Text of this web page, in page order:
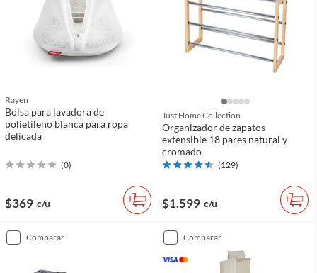
Rayen
Bolsa para lavadora de
polietileno blanca para ropa
delicada
(0)
$369 c/u
Just Home Collection
Organizador de zapatos
extensible 18 pares natural y
cromado
(129)
$1.599 c/u
comparar comparar